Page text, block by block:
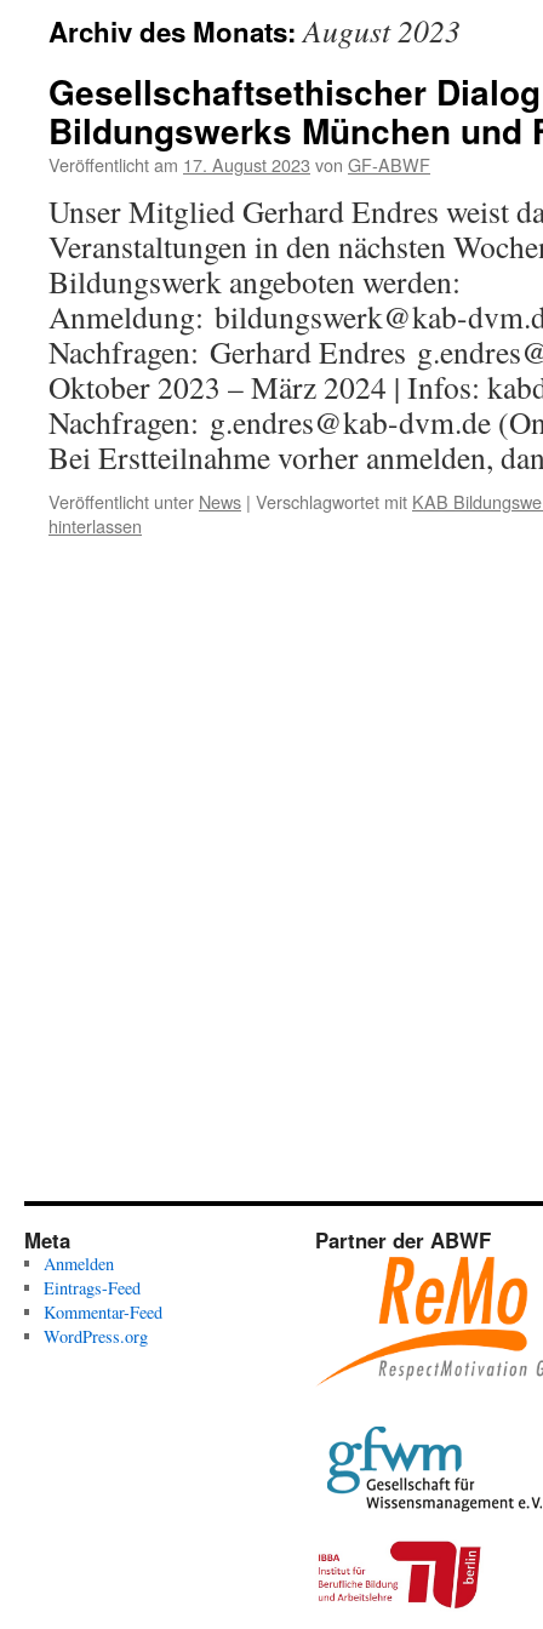
Archiv des Monats:August 2023
Gesellschaftsethischer
Bildungswerks München und
Veröffentlicht am 17. August 2023 von GF-ABWF
Unser Mitglied Gerhard Endres weist
Veranstaltungen in den nächsten
Bildungswerk angeboten werden:
Anmeldung: bildungswerk@kab-
Nachfragen: Gerhard Endres
Oktober 2023 – März 2024 | Infos:
Nachfragen: g.endres@kab-dvm.de
Bei Erstteilnahme vorher anmelden,
Veröffentlicht unter News | Verschlagwortet mit KAB
hinterlassen
Meta
Anmelden
Eintrags-Feed
Kommentar-Feed
WordPress.org
Partner der ABWF